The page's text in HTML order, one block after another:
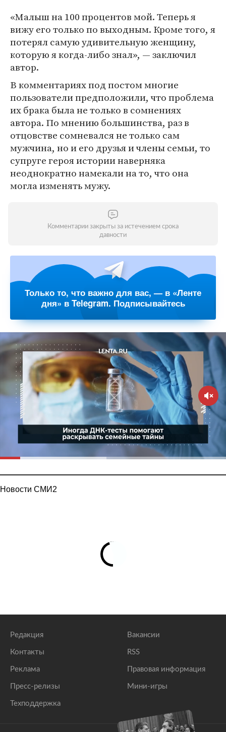
«Малыш на 100 процентов мой. Теперь я
вижу его только по выходным. Кроме того, я
потерял самую удивительную женщину,
которую я когда-либо знал», — заключил
автор.
В комментариях под постом многие
пользователи предположили, что проблема
их брака была не только в сомнениях
автора. По мнению большинства, раз в
отцовстве сомневался не только сам
мужчина, но и его друзья и члены семьи, то
супруге героя истории наверняка
неоднократно намекали на то, что она
могла изменять мужу.
Комментарии закрыты за истечением срока
давности
Только то, что важно для вас, — в «Ленте
дня» в Telegram. Подписывайтесь
Новости СМИ2
Редакция
Контакты
Реклама
Пресс-релизы
Техподдержка
Вакансии
RSS
Правовая информация
Мини-игры